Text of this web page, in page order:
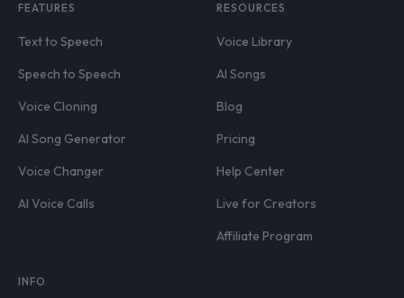
FEATURES
Text to Speech
Speech to Speech
Voice Cloning
AI Song Generator
Voice Changer
AI Voice Calls
RESOURCES
Voice Library
AI Songs
Blog
Pricing
Help Center
Live for Creators
Affiliate Program
INFO